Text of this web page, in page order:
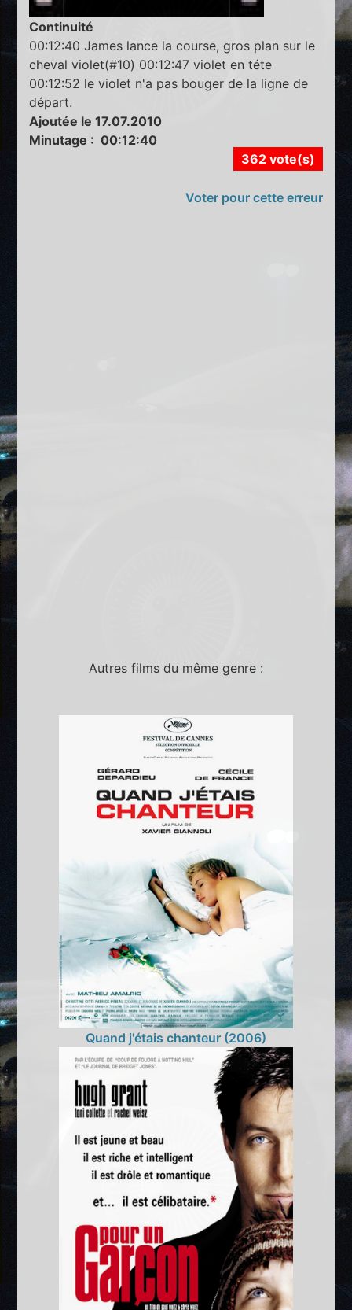
Continuité
00:12:40 James lance la course, gros plan sur le
cheval violet(#10) 00:12:47 violet en téte
00:12:52 le violet n'a pas bouger de la ligne de
départ.
Ajoutée le 17.07.2010
Minutage : 00:12:40
362 vote(s)
Voter pour cette erreur
Autres films du même genre :
Quand j'étais chanteur (2006)